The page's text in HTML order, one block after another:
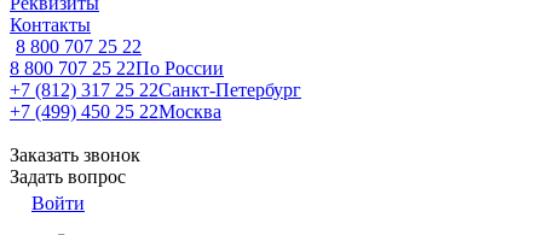
Контакты
8 800 707 25 22
8 800 707 25 22По России
+7 (812) 317 25 22Санкт-Петербург
+7 (499) 450 25 22Москва
Заказать звонок
Задать вопрос
Войти